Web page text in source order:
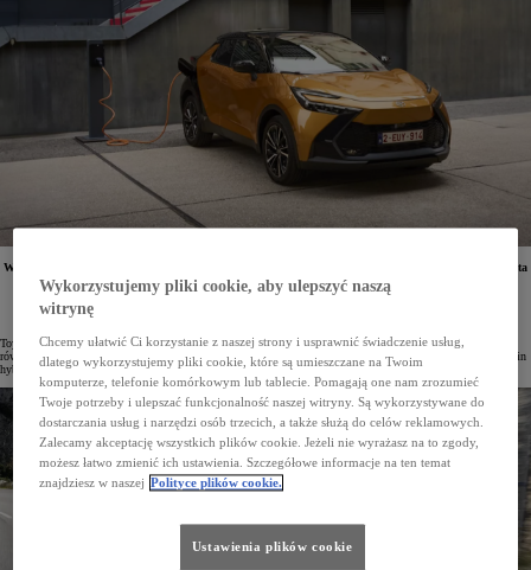
W Europie dostępne są obecnie 3 modele z napędem hybrydowym typu plug-in Toyoty – nowa Toyota
C-HR Plug-in Hybrid, Prius 5. generacji oraz RAV4 Plug-in Hybrid. Ich atutem jest połączenie
unikalnego napędu hybrydowego Toyoty z zaletami auta elektrycznego.
Toyota od ponad 25-letnie rozwija technologię hybrydową. Doświadczenie w produkcji hybryd wykorzystuje
również do opracowywania i produkcji samochodów z wyjątkowo wydajnym i nowoczesnym napędem plug-in
hybrid.
Wykorzystujemy pliki cookie, aby ulepszyć naszą
witrynę
Chcemy ułatwić Ci korzystanie z naszej strony i usprawnić świadczenie usług,
dlatego wykorzystujemy pliki cookie, które są umieszczane na Twoim
komputerze, telefonie komórkowym lub tablecie. Pomagają one nam zrozumieć
Twoje potrzeby i ulepszać funkcjonalność naszej witryny. Są wykorzystywane do
dostarczania usług i narzędzi osób trzecich, a także służą do celów reklamowych.
Zalecamy akceptację wszystkich plików cookie. Jeżeli nie wyrażasz na to zgody,
możesz łatwo zmienić ich ustawienia. Szczegółowe informacje na ten temat
znajdziesz w naszej Polityce plików cookie.
Ustawienia plików cookie